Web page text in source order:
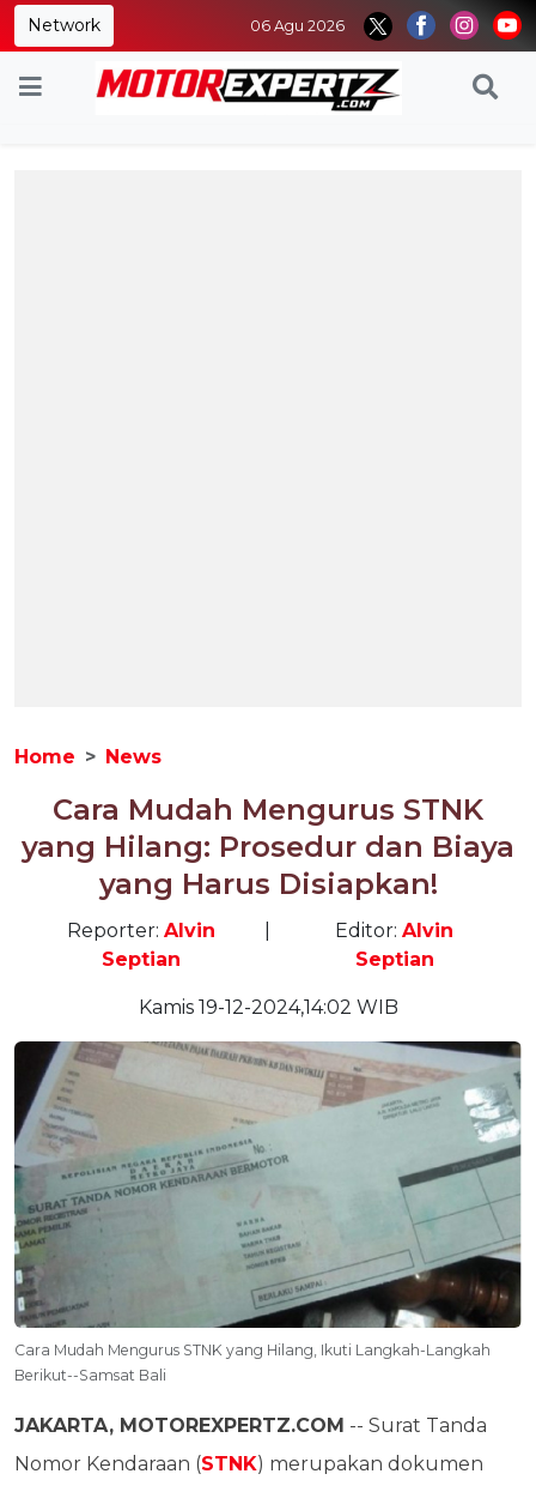
Network 06 Agu 2026
Home News
Cara Mudah Mengurus STNK
yang Hilang: Prosedur dan Biaya
yang Harus Disiapkan!
Reporter: Alvin
Septian
Editor:Alvin
Septian
Kamis 19-12-2024,14:02 WIB
Cara Mudah Mengurus STNK yang Hilang, Ikuti Langkah-Langkah
Berikut--Samsat Bali
JAKARTA, MOTOREXPERTZ.COM -- Surat Tanda
Nomor Kendaraan (STNK) merupakan dokumen